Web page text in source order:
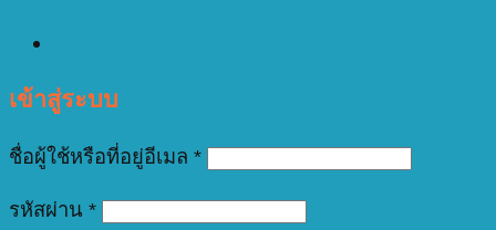
เข้าสู่ระบบ
ชื่อผู้ใช้หรือที่อยู่อีเมล *
รหัสผ่าน *